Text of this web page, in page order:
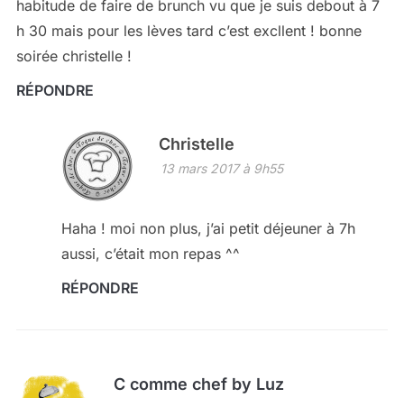
habitude de faire de brunch vu que je suis debout à 7
h 30 mais pour les lèves tard c’est excllent ! bonne
soirée christelle !
RÉPONDRE
Christelle
13 mars 2017 à 9h55
Haha ! moi non plus, j’ai petit déjeuner à 7h
aussi, c’était mon repas ^^
RÉPONDRE
C comme chef by Luz